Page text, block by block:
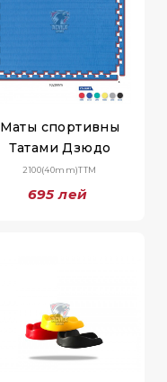
Маты спортивны
Татами Дзюдо
2100(40mm)TTM
695 лей